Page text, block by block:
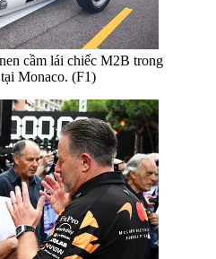
cầm lái chiếc M2B trong
Monaco. (F1)